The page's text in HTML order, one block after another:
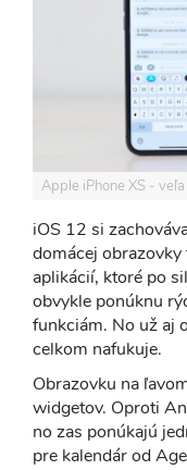
Apple iPhone XS -
iOS 12 si
domácej
aplikácií, ktoré po
obvykle ponúknu
funkciám. No už aj
celkom nafukuje.
Obrazovku na
widgetov. Oproti
no zas ponúkajú
pre kalendár od